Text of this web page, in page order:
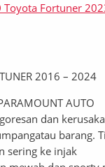
Toyota Fortuner
2016 – 2024
AUTO
dan
barang.
sering ke injak